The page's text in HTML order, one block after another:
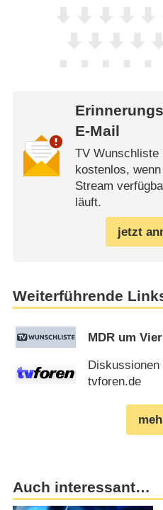
E-Mail
TV Wunschliste
kostenlos, wenn
Stream
läuft.
jetzt
Weiterführende
MDR um Vier
Diskussionen
tvforen.de
Auch interessant…